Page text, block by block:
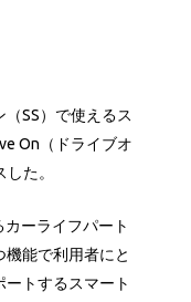
SS）で使えるス
On（ドライブオ
た。
ーライフパート
能で利用者にと
トするスマート